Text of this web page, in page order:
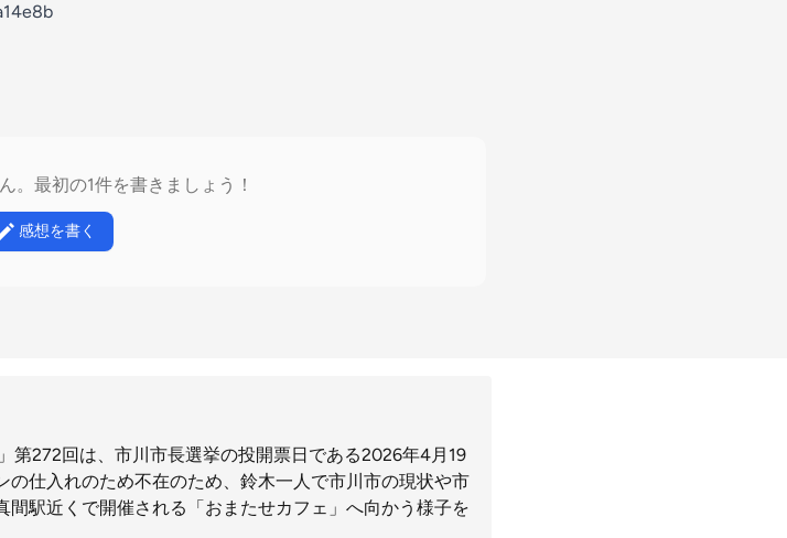
。最初の1件を書きましょう！
感想を書く
第272回は、市川市長選挙の投開票日である2026年4月19
仕入れのため不在のため、鈴木一人で市川市の現状や市
駅近くで開催される「おまたせカフェ」へ向かう様子を